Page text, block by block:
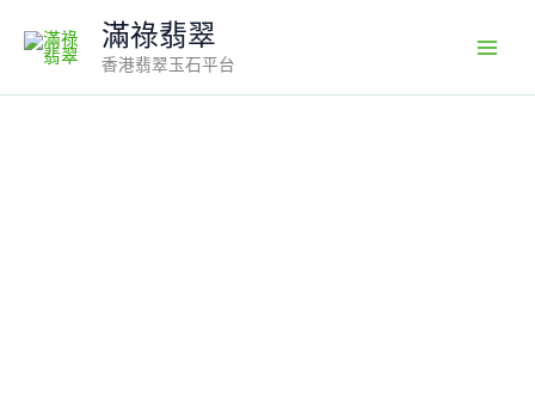
content
滿祿翡翠
香港翡翠玉石平台